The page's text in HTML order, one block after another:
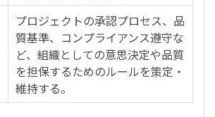
プロジェクトの承認プロセス、品
質基準、コンプライアンス遵守な
ど、組織としての意思決定や品質
を担保するためのルールを策定・
維持する。